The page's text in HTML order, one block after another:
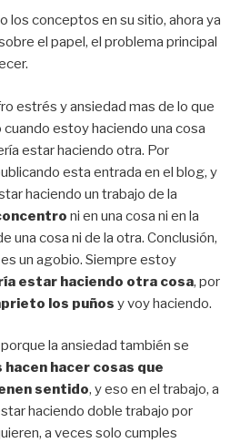
los conceptos en su sitio, ahora ya
el papel, el problema principal
estrés y ansiedad mas de lo que
estoy haciendo una cosa
estar haciendo otra. Por
esta entrada en el blog, y
haciendo un trabajo de la
ni en una cosa ni en la
una cosa ni de la otra. Conclusión,
un agobio. Siempre estoy
estar haciendo otra cosa, por
los puños y voy haciendo.
la ansiedad también se
hacen hacer cosas que
sentido, y eso en el trabajo, a
haciendo doble trabajo por
a veces solo cumples